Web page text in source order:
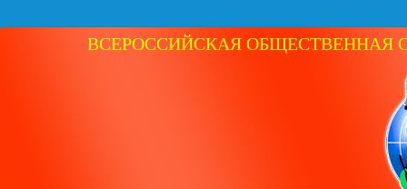
ВСЕРОССИЙСКАЯ ОБЩЕСТВЕННАЯ